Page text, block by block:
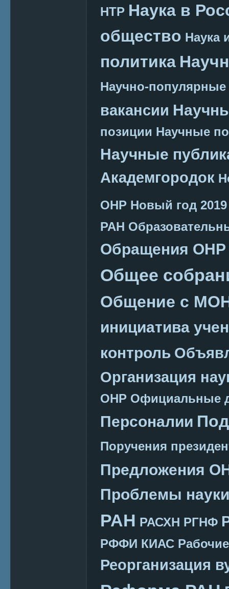
НТР Наука в
общество Наука
политика
Научно-
вакансии
позиции Научные
Научные
Академгородок
ОНР Новый год 2019
РАН
Обращения ОНР
Общее
Общение с
инициатива
контроль
Организация
ОНР Официальные
Персоналии
Поручения
Предложения
Проблемы науки
РАН РАСХН РГНФ
РФФИ КИАС
Реорганизация